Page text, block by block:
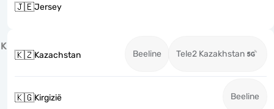
🇯🇪Jersey
K
🇰🇿Kazachstan Beeline Tele2 Kazakhstan
🇰🇬Kirgizië Beeline